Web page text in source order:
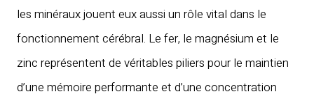
les minéraux jouent eux aussi un rôle vital dans le
fonctionnement cérébral. Le fer, le magnésium et le
zinc représentent de véritables piliers pour le maintien
d’une mémoire performante et d’une concentration